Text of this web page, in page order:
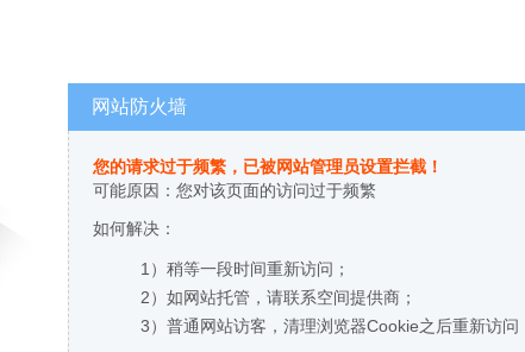
网站防火墙
您的请求过于频繁，已被网站管理员设置拦截！
可能原因：您对该页面的访问过于频繁
如何解决：
1）稍等一段时间重新访问；
2）如网站托管，请联系空间提供商；
3）普通网站访客，清理浏览器Cookie之后重新访问